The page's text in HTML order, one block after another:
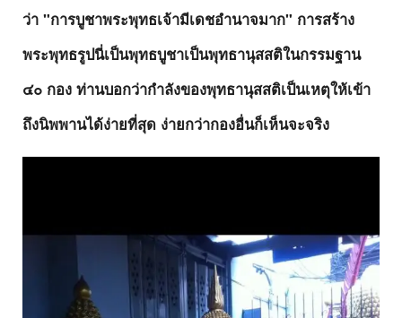
ว่า "การบูชาพระพุทธเจ้ามีเดชอำนาจมาก" การสร้าง
พระพุทธรูปนี่เป็นพุทธบูชาเป็นพุทธานุสสติในกรรมฐาน
๔๐ กอง ท่านบอกว่ากำลังของพุทธานุสสติเป็นเหตุให้เข้า
ถึงนิพพานได้ง่ายที่สุด ง่ายกว่ากองอื่นก็เห็นจะจริง